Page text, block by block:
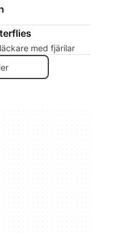
med fjärilar